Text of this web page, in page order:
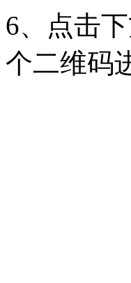
6、点击
个二维码